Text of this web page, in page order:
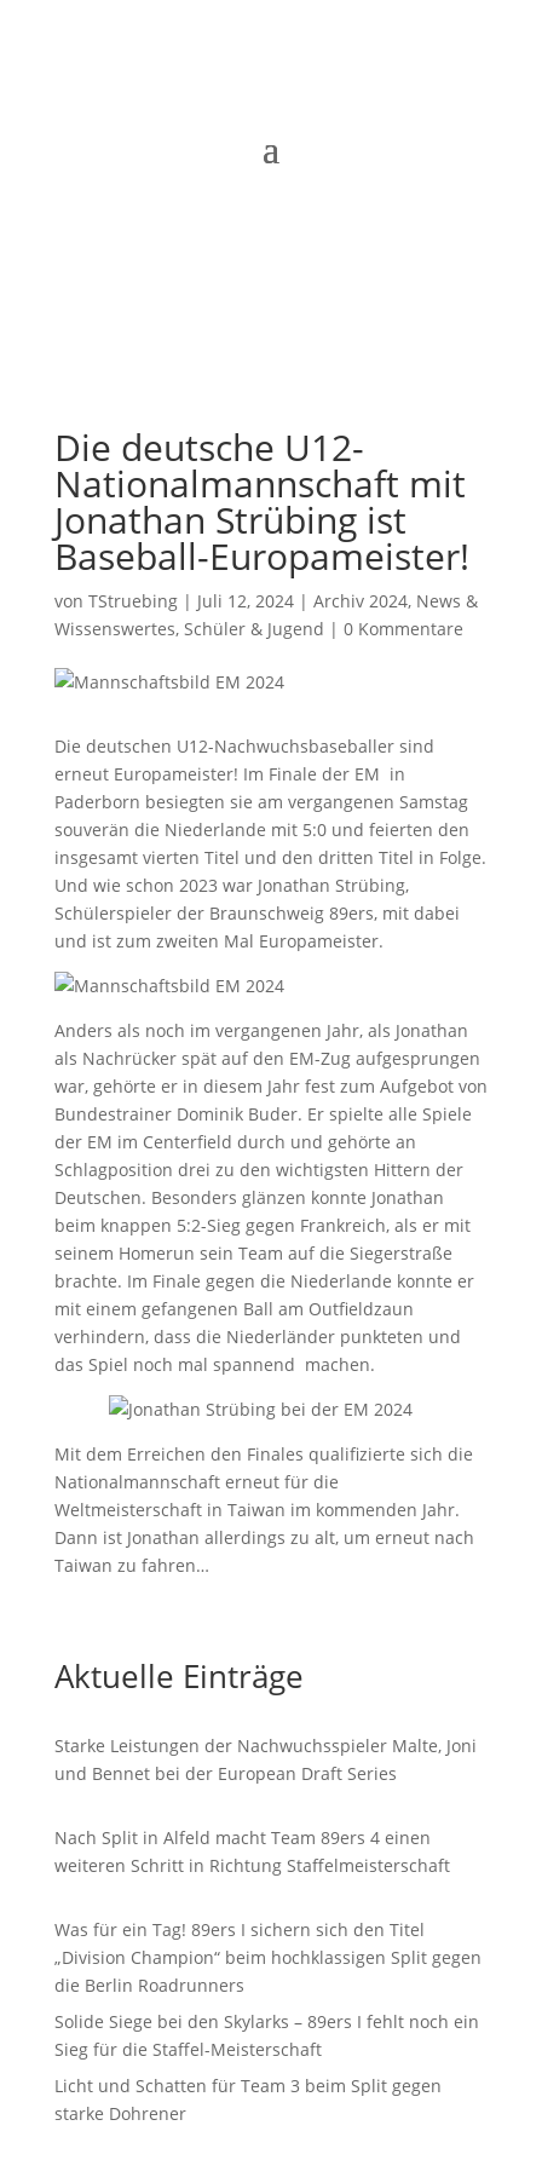
Die deutsche U12-
Nationalmannschaft mit
Jonathan Strübing ist
Baseball-Europameister!
von TStruebing| Juli 12, 2024| Archiv 2024, News &
Wissenswertes, Schüler & Jugend | 0 Kommentare
Die deutschen U12-Nachwuchsbaseballer sind
erneut Europameister! Im Finale der EM in
Paderborn besiegten sie am vergangenen Samstag
souverän die Niederlande mit 5:0 und feierten den
insgesamt vierten Titel und den dritten Titel in Folge.
Und wie schon 2023 war Jonathan Strübing,
Schülerspieler der Braunschweig 89ers, mit dabei
und ist zum zweiten Mal Europameister.
Anders als noch im vergangenen Jahr, als Jonathan
als Nachrücker spät auf den EM-Zug aufgesprungen
war, gehörte er in diesem Jahr fest zum Aufgebot von
Bundestrainer Dominik Buder. Er spielte alle Spiele
der EM im Centerfield durch und gehörte an
Schlagposition drei zu den wichtigsten Hittern der
Deutschen. Besonders glänzen konnte Jonathan
beim knappen 5:2-Sieg gegen Frankreich, als er mit
seinem Homerun sein Team auf die Siegerstraße
brachte. Im Finale gegen die Niederlande konnte er
mit einem gefangenen Ball am Outfieldzaun
verhindern, dass die Niederländer punkteten und
das Spiel noch mal spannend machen.
Mit dem Erreichen den Finales qualifizierte sich die
Nationalmannschaft erneut für die
Weltmeisterschaft in Taiwan im kommenden Jahr.
Dann ist Jonathan allerdings zu alt, um erneut nach
Taiwan zu fahren…
Aktuelle Einträge
Starke Leistungen der Nachwuchsspieler Malte, Joni
und Bennet bei der European Draft Series
Nach Split in Alfeld macht Team 89ers 4 einen
weiteren Schritt in Richtung Staffelmeisterschaft
Was für ein Tag! 89ers I sichern sich den Titel
„Division Champion“ beim hochklassigen Split gegen
die Berlin Roadrunners
Solide Siege bei den Skylarks – 89ers I fehlt noch ein
Sieg für die Staffel-Meisterschaft
Licht und Schatten für Team 3 beim Split gegen
starke Dohrener